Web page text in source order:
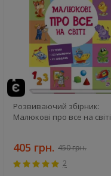
Розвиваючий збірник:
Малюкові про все на світі
405 грн. 450 грн.
2